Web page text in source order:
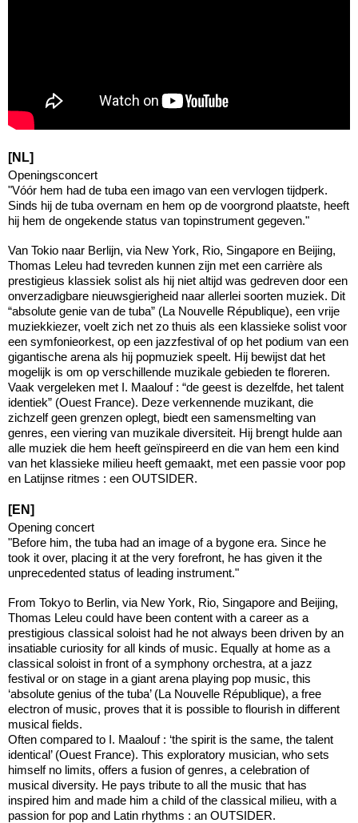
[NL]
Openingsconcert
"Vóór hem had de tuba een imago van een vervlogen tijdperk.
Sinds hij de tuba overnam en hem op de voorgrond plaatste, heeft
hij hem de ongekende status van topinstrument gegeven."
Van Tokio naar Berlijn, via New York, Rio, Singapore en Beijing,
Thomas Leleu had tevreden kunnen zijn met een carrière als
prestigieus klassiek solist als hij niet altijd was gedreven door een
onverzadigbare nieuwsgierigheid naar allerlei soorten muziek. Dit
“absolute genie van de tuba” (La Nouvelle République), een vrije
muziekkiezer, voelt zich net zo thuis als een klassieke solist voor
een symfonieorkest, op een jazzfestival of op het podium van een
gigantische arena als hij popmuziek speelt. Hij bewijst dat het
mogelijk is om op verschillende muzikale gebieden te floreren.
Vaak vergeleken met I. Maalouf : “de geest is dezelfde, het talent
identiek” (Ouest France). Deze verkennende muzikant, die
zichzelf geen grenzen oplegt, biedt een samensmelting van
genres, een viering van muzikale diversiteit. Hij brengt hulde aan
alle muziek die hem heeft geïnspireerd en die van hem een kind
van het klassieke milieu heeft gemaakt, met een passie voor pop
en Latijnse ritmes : een OUTSIDER.
[EN]
Opening concert
"Before him, the tuba had an image of a bygone era. Since he
took it over, placing it at the very forefront, he has given it the
unprecedented status of leading instrument."
From Tokyo to Berlin, via New York, Rio, Singapore and Beijing,
Thomas Leleu could have been content with a career as a
prestigious classical soloist had he not always been driven by an
insatiable curiosity for all kinds of music. Equally at home as a
classical soloist in front of a symphony orchestra, at a jazz
festival or on stage in a giant arena playing pop music, this
‘absolute genius of the tuba’ (La Nouvelle République), a free
electron of music, proves that it is possible to flourish in different
musical fields.
Often compared to I. Maalouf : ‘the spirit is the same, the talent
identical’ (Ouest France). This exploratory musician, who sets
himself no limits, offers a fusion of genres, a celebration of
musical diversity. He pays tribute to all the music that has
inspired him and made him a child of the classical milieu, with a
passion for pop and Latin rhythms : an OUTSIDER.